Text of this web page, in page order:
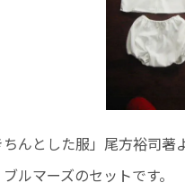
ちんとした服」尾方裕司
ルマーズのセットです。